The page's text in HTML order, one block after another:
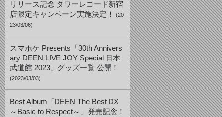
リリース記念 タワーレコード新宿
店限定キャンペーン実施決定！
(20
23/03/06)
スマホケ Presents「30th Annivers
ary DEEN LIVE JOY Special 日本
武道館 2023」グッズ一覧 公開！
(2023/03/03)
Best Album「DEEN The Best DX
～Basic to Respect～」発売記念！